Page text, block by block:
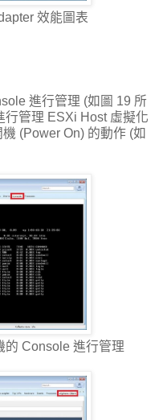
效能圖表
進行管理 (如圖 19 所
管理 ESXi Host 虛擬化
(Power On) 的動作 (如
的 Console 進行管理